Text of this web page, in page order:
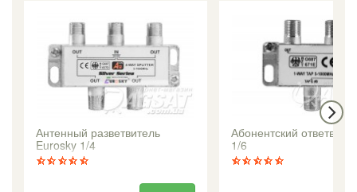
Антенный разветвитель
Eurosky 1/4
Абонентский
1/6